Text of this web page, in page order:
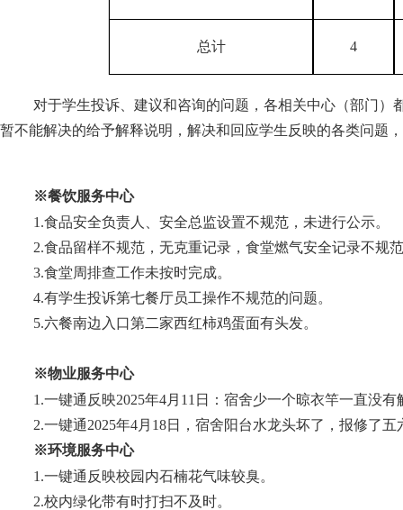
总计 4
对于学生投诉、建议和咨询的问题，各相关中心（部门
暂不能解决的给予解释说明，解决和回应学生反映的各类问题 ，
※餐饮服务中心
1.食品安全负责人、安全总监设置不规范，未进行公示。
2.食品留样不规范，无克重记录，食堂燃气安全记录不规
3.食堂周排查工作未按时完成。
4.有学生投诉第七餐厅员工操作不规范的问题。
5.六餐南边入口第二家西红柿鸡蛋面有头发。
※物业服务中心
1.一键通 反映2025年4月11日： 宿舍少一个晾衣竿一直没有
2.一键通2025年4月 18日 ， 宿舍阳台水龙头坏了，报修了五
※环境服务中心
1.一键通反映校园内石楠花气味较臭。
2.校内绿化带有时打扫不及时。